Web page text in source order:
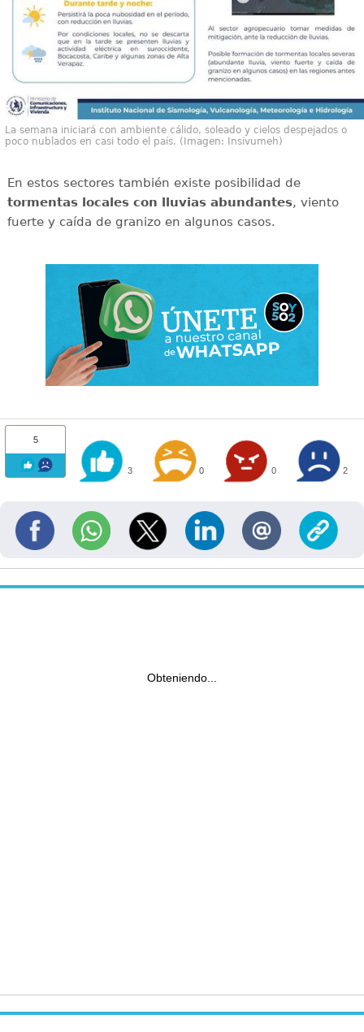
La semana iniciará con ambiente cálido, soleado y cielos despejados o
poco nublados en casi todo el país. (Imagen: Insivumeh)
En estos sectores también existe posibilidad de
tormentas locales con lluvias abundantes, viento
fuerte y caída de granizo en algunos casos.
5
3 0 0 2
Obteniendo...